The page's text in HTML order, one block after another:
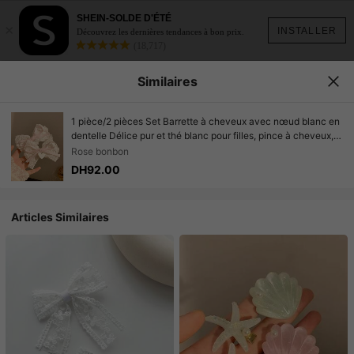
INSTALLER
SHEIN-SOLDE D'ÉTÉ
Découvrez les dernières tendances à bon prix.
Similaires
1 pièce/2 pièces Set Barrette à cheveux avec nœud blanc en
dentelle Délice pur et thé blanc pour filles, pince à cheveux,
accessoire de cheveux pour la Saint-Valentin, pinces à
cheveux, barrettes, fournitures scolaires, élégantes, pour le
Rose bonbon
DH92.00
Articles Similaires